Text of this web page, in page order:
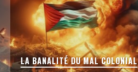
LA BANALITÉ DU MAL COLONIAL